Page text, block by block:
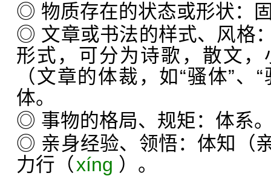
◎ 物质存在的状态或形状：
◎ 文章或书法的样式、风格
形式，可分为诗歌，散文
（文章的体裁，如“骚体”、
体。
◎ 事物的格局、规矩：体系
◎ 亲身经验、领悟：体知（
力行（xíng ）。